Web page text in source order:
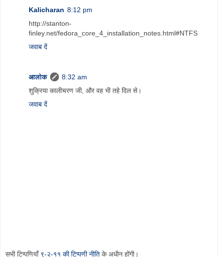
Kalicharan 8:12 pm
http://stanton-
finley.net/fedora_core_4_installation_notes.html#NTFS
जवाब दें
आलोक
8:32 am
शुक्रिया कालीचरण जी, और वह भी तहे दिल से।
जवाब दें
सभी टिप्पणियाँ ९-२-११ की टिप्पणी नीति के अधीन होंगी।